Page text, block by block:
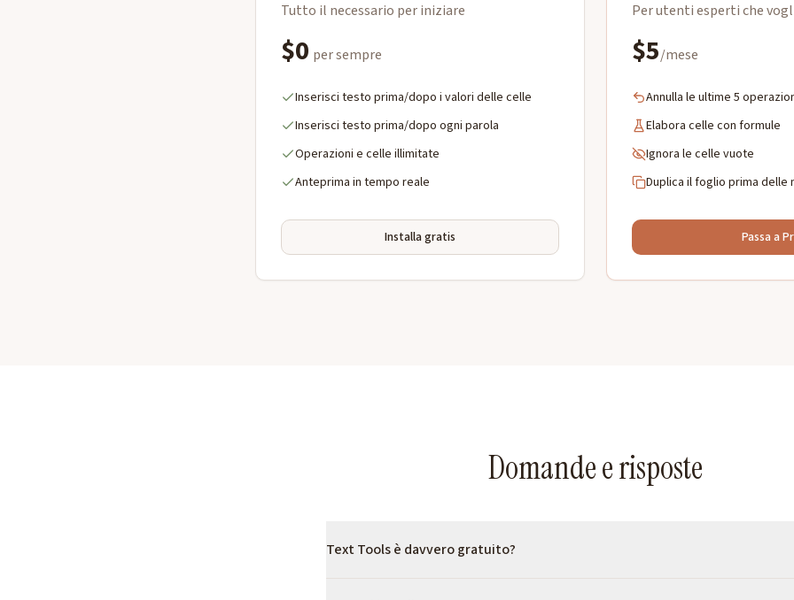
Tutto il necessario per iniziare
$0 per sempre
Inserisci testo prima/dopo i valori delle celle
Inserisci testo prima/dopo ogni parola
Operazioni e celle illimitate
Anteprima in tempo reale
Installa gratis
Per utenti esperti che
$5/mese
Annulla le ultime 5
Elabora celle con formule
Ignora le celle vuote
Duplica il foglio prima delle
Passa a
Domande e risposte
Text Tools è davvero gratuito?